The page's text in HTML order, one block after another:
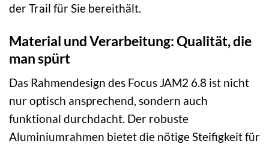
der Trail für Sie bereithält.
Material und Verarbeitung: Qualität, die
man spürt
Das Rahmendesign des Focus JAM2 6.8 ist nicht
nur optisch ansprechend, sondern auch
funktional durchdacht. Der robuste
Aluminiumrahmen bietet die nötige Steifigkeit für